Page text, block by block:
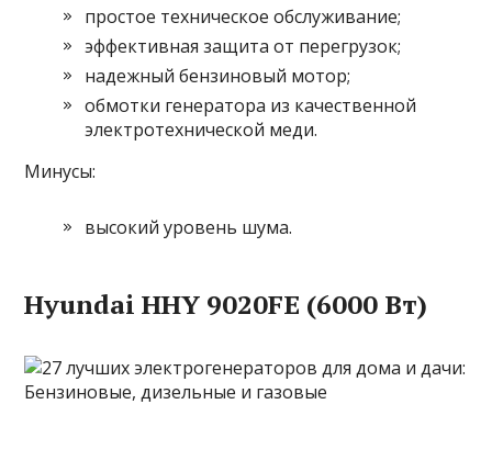
простое техническое обслуживание;
эффективная защита от перегрузок;
надежный бензиновый мотор;
обмотки генератора из качественной
электротехнической меди.
Минусы:
высокий уровень шума.
Hyundai HHY 9020FE (6000 Вт)